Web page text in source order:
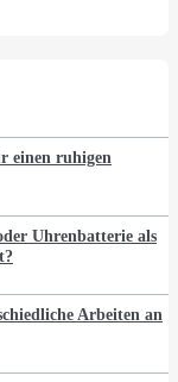
einen ruhigen
Uhrenbatterie als
Arbeiten an